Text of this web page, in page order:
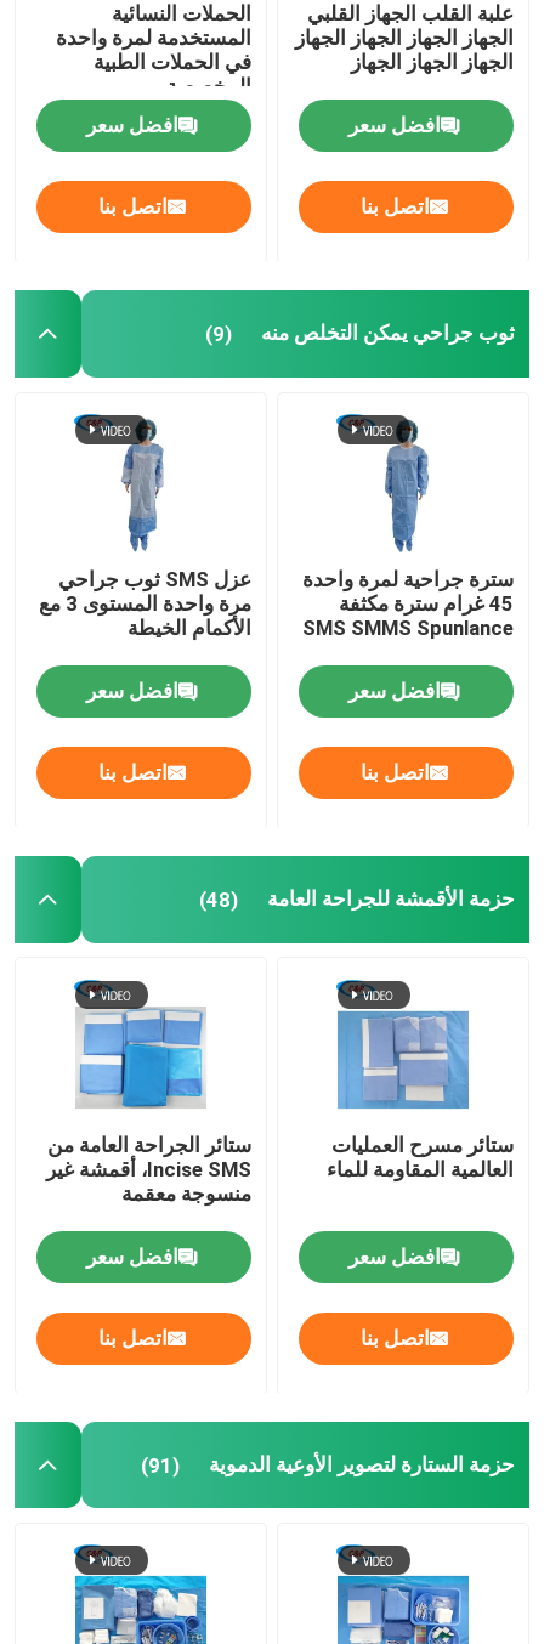
علبة القلب الجهاز القلبي
الجهاز الجهاز الجهاز الجهاز
الجهاز الجهاز الجهاز
افضل سعر
اتصل بنا
الحملات النسائية
المستخدمة لمرة واحدة
في الحملات الطبية
المخصصة
افضل سعر
اتصل بنا
ثوب جراحي يمكن التخلص منه (9)
سترة جراحية لمرة واحدة
45 غرام سترة مكثفة
SMS SMMS Spunlance
افضل سعر
اتصل بنا
عزل SMS ثوب جراحي
مرة واحدة المستوى 3 مع
الأكمام الخيطة
افضل سعر
اتصل بنا
حزمة الأقمشة للجراحة العامة (48)
ستائر مسرح العمليات
العالمية المقاومة للماء
افضل سعر
اتصل بنا
ستائر الجراحة العامة من
Incise SMS، أقمشة غير
منسوجة معقمة
افضل سعر
اتصل بنا
حزمة الستارة لتصوير الأوعية الدموية (91)